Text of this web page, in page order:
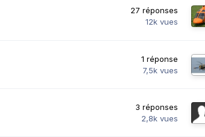
27 réponses
12k vues
1 réponse
7,5k vues
3 réponses
2,8k vues